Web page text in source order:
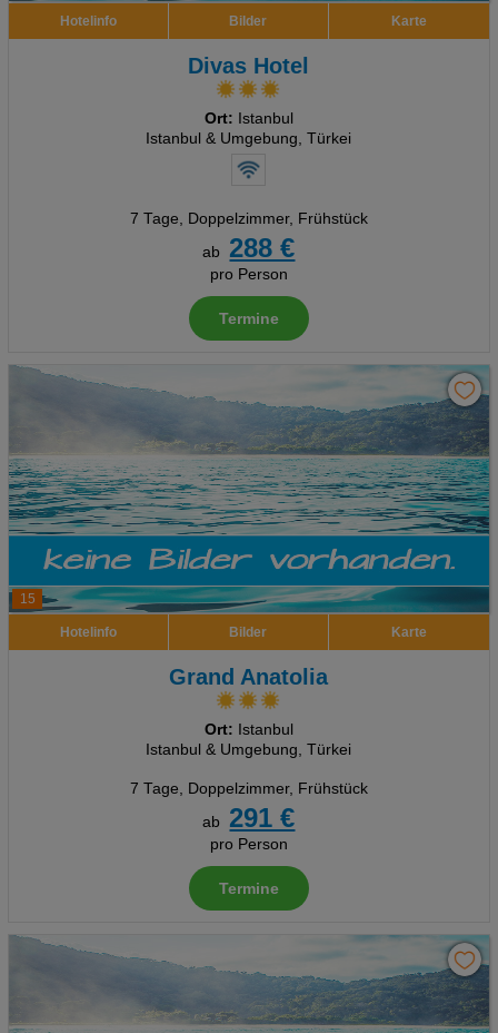
Hotelinfo Bilder Karte
Divas Hotel
Ort: Istanbul
Istanbul & Umgebung, Türkei
7 Tage, Doppelzimmer, Frühstück
ab
288 €
pro Person
Termine
15
Hotelinfo Bilder Karte
Grand Anatolia
Ort: Istanbul
Istanbul & Umgebung, Türkei
7 Tage, Doppelzimmer, Frühstück
ab
291 €
pro Person
Termine